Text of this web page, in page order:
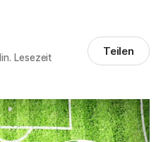
Lesezeit Teilen